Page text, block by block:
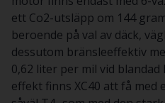
ett Co2-utsläpp om 144
beroende på val av däck,
dessutom bränsleeffektiv
0,62 liter per mil vid
effekt finns XC40 att få med